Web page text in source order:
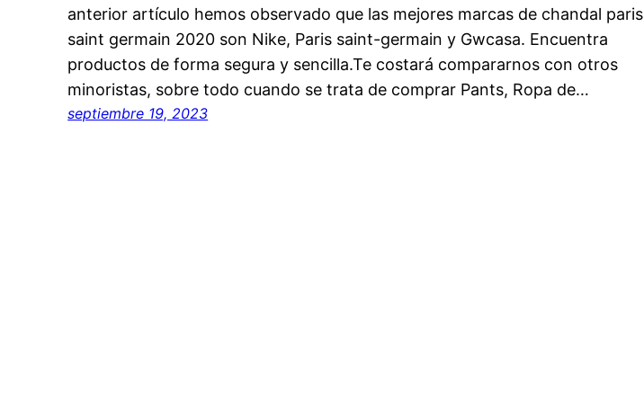
anterior artículo hemos observado que las mejores marcas de chandal paris
saint germain 2020 son Nike, Paris saint-germain y Gwcasa. Encuentra
productos de forma segura y sencilla.Te costará compararnos con otros
minoristas, sobre todo cuando se trata de comprar Pants, Ropa de…
septiembre 19, 2023